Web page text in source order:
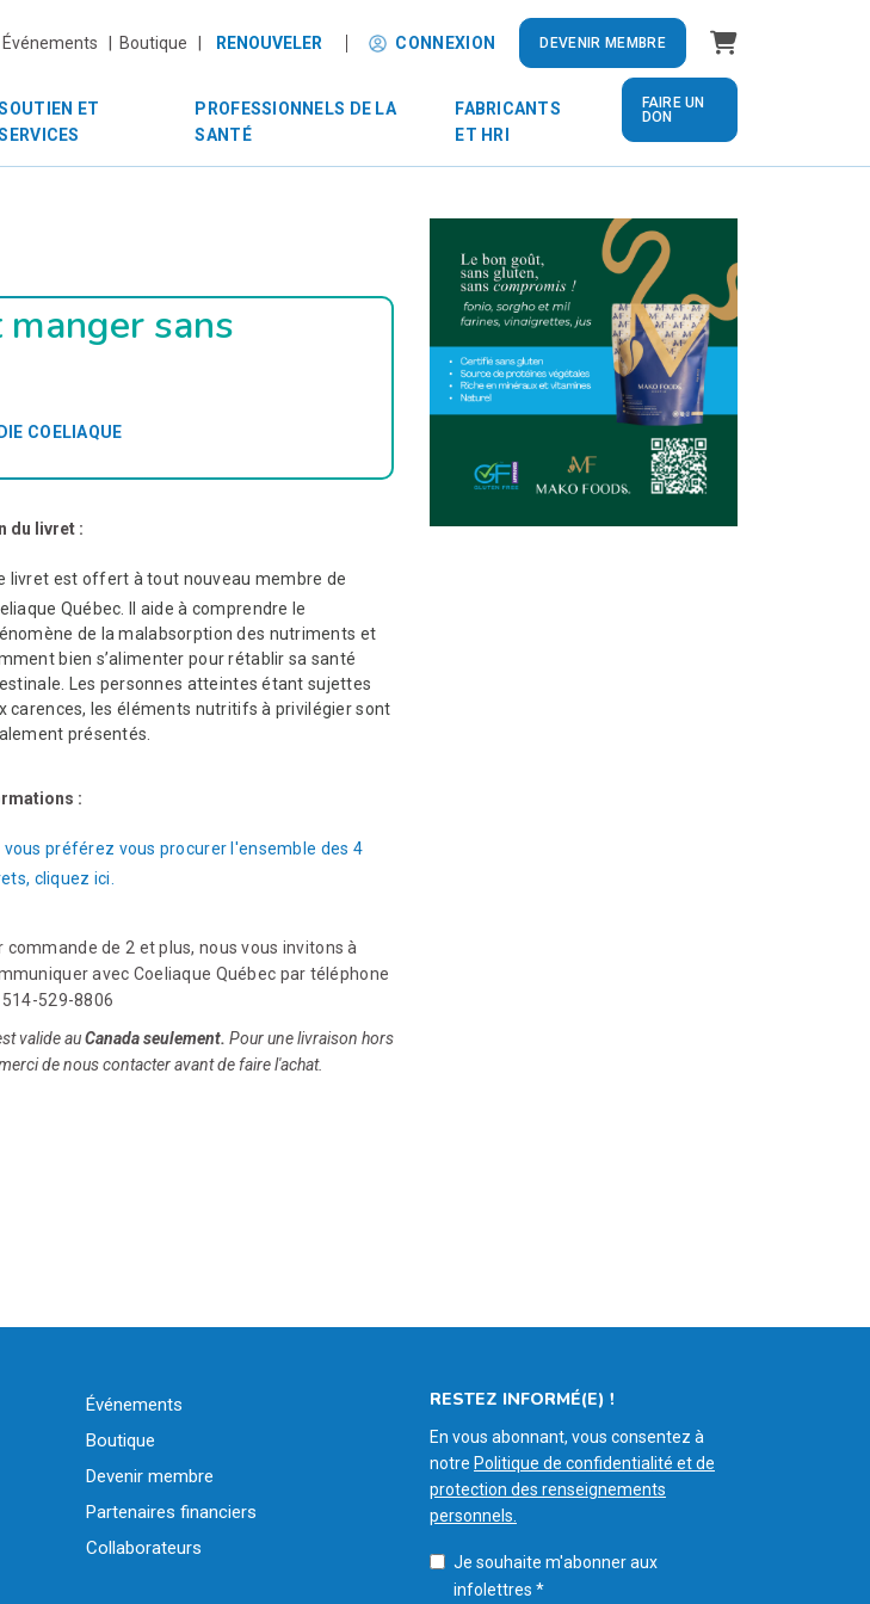
Événements |Boutique | RENOUVELER DEVENIR MEMBRE
CONNEXION Panier
ET
PROFESSIONNELS DE LA
SANTÉ
FABRICANTS
ET HRI
FAIRE UN
DON
sans
COELIAQUE
du livret :
livret est offert à tout nouveau membre de
Québec. Il aide à comprendre le
de la malabsorption des nutriments et
bien s’alimenter pour rétablir sa santé
Les personnes atteintes étant sujettes
carences, les éléments nutritifs à privilégier sont
présentés.
:
vous préférez vous procurer l'ensemble des 4
cliquez ici.
commande de 2 et plus, nous vous invitons à
avec Coeliaque Québec par téléphone
529-8806
valide auCanada seulement. Pour une livraison hors
de nous contacter avant de faire l'achat.
Événements
Boutique
Devenir membre
Partenaires financiers
Collaborateurs
RESTEZ INFORMÉ(E) !
En vous abonnant, vous consentez à
notre Politique de confidentialité et de
protection des renseignements
personnels.
Je souhaite m'abonner aux
infolettres *